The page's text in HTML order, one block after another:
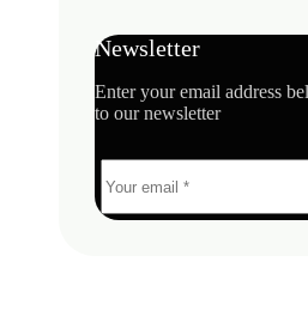
Newsletter
Enter your email address
to our newsletter